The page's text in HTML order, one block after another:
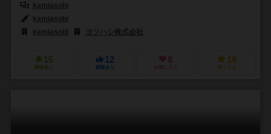
kamiasobi
kamiasobi
kamiasobi
ヨツハシ株式会社
15
興味あり
12
経験あり
8
お気に入り
18
持ってる